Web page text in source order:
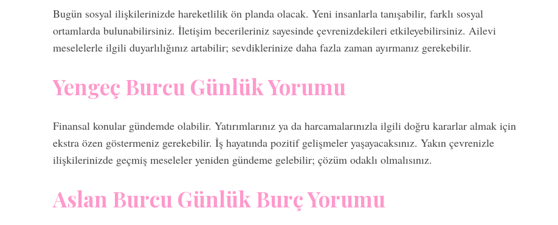
Bugün sosyal ilişkilerinizde hareketlilik ön planda olacak. Yeni insanlarla tanışabilir, farklı sosyal
ortamlarda bulunabilirsiniz. İletişim becerileriniz sayesinde çevrenizdekileri etkileyebilirsiniz. Ailevi
meselelerle ilgili duyarlılığınız artabilir; sevdiklerinize daha fazla zaman ayırmanız gerekebilir.
Yengeç Burcu Günlük Yorumu
Finansal konular gündemde olabilir. Yatırımlarınız ya da harcamalarınızla ilgili doğru kararlar almak için
ekstra özen göstermeniz gerekebilir. İş hayatında pozitif gelişmeler yaşayacaksınız. Yakın çevrenizle
ilişkilerinizde geçmiş meseleler yeniden gündeme gelebilir; çözüm odaklı olmalısınız.
Aslan Burcu Günlük Burç Yorumu